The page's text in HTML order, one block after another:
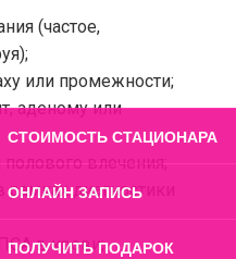
СТОИМОСТЬ СТАЦИОНАРА
ОНЛАЙН ЗАПИСЬ
ПОЛУЧИТЬ ПОДАРОК
(частое,
или промежности;
аденому или
влечения;
диагностики
в крови;